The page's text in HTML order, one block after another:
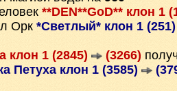
**DEN**GoD** клон 1
Орк *Светлый* клон 1
клон 1 (2845) (3266)
Петуха клон 1 (3585)